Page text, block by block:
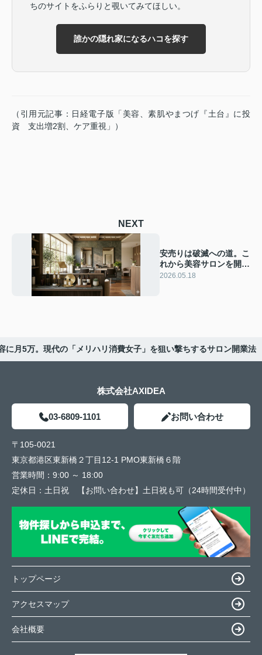
ちのサイトをふらりと覗いてみてほしい。
誰かの隠れ家になるハコを探す
（引用元記事：日経電子版「美容、素肌やまつげ『土台』に投
資 支出増2割、ケア重視」）
NEXT
安売りは破滅への道。こ
れから美容サロンを開業
する人が知るべき「正し
2026.05.18
に月5万。現代の「メリハリ消費女子」を狙い撃ちするサロン開業法
株式会社AXIDEA
03-6809-1101 お問い合わせ
〒105-0021
東京都港区東新橋２丁目12-1 PMO東新橋６階
営業時間： 9:00 ～ 18:00
定休日： 土日祝 【お問い合わせ】土日祝も可（24時間受付中）
トップページ
アクセスマップ
会社概要